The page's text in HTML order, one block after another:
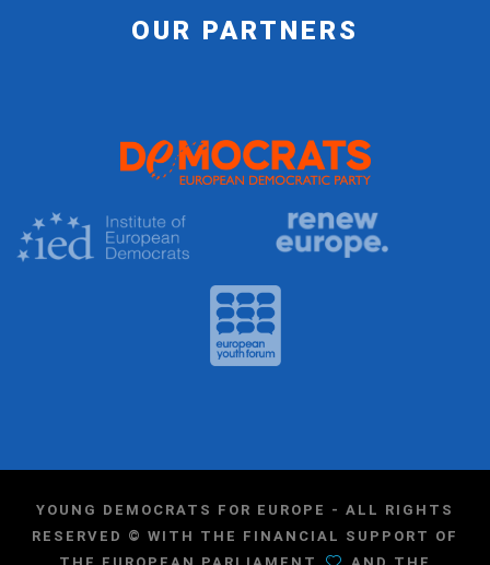
OUR PARTNERS
YOUNG DEMOCRATS FOR EUROPE - ALL RIGHTS
RESERVED © WITH THE FINANCIAL SUPPORT OF